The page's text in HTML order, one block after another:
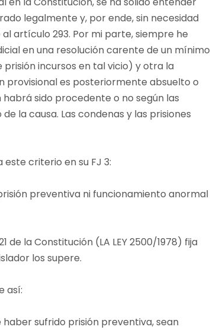
legalmente y, por ende, sin necesidad
artículo 293. Por mi parte, siempre he
en una resolución carente de un mínimo
incursos en tal vicio) y otra la
provisional es posteriormente absuelto o
sido procedente o no según las
la causa. Las condenas y las prisiones
este criterio en su FJ 3:
preventiva ni funcionamiento anormal
la Constitución (LA LEY 2500/1978) fija
los supere.
así:
haber sufrido prisión preventiva, sean